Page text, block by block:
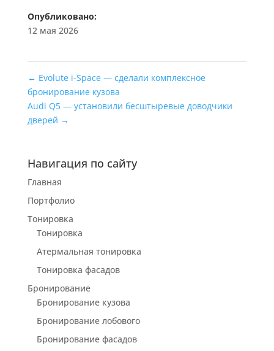
Опубликовано:
12 мая 2026
← Evolute i-Space — сделали комплексное
бронирование кузова
Audi Q5 — установили бесштыревые доводчики
дверей →
Навигация по сайту
Главная
Портфолио
Тонировка
Тонировка
Атермальная тонировка
Тонировка фасадов
Бронирование
Бронирование кузова
Бронирование лобового
Бронирование фасадов